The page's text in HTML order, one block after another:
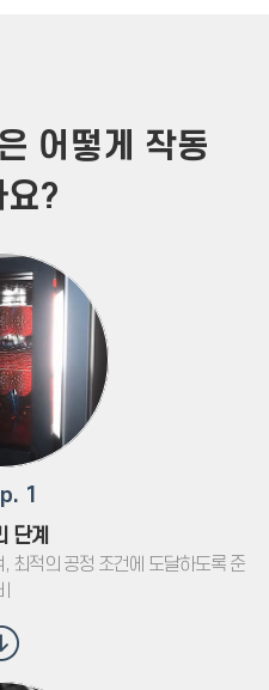
어떻게 작동
요?
1
단계
최적의 공정 조건에 도달하도록 준